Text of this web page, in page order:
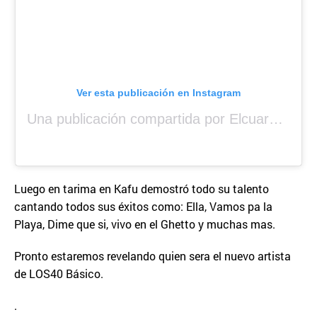
Ver esta publicación en Instagram
Una publicación compartida por Elcuara (@elcuara.25)
Luego en tarima en Kafu demostró todo su talento
cantando todos sus éxitos como: Ella, Vamos pa la
Playa, Dime que si, vivo en el Ghetto y muchas mas.
Pronto estaremos revelando quien sera el nuevo artista
de LOS40 Básico.
.